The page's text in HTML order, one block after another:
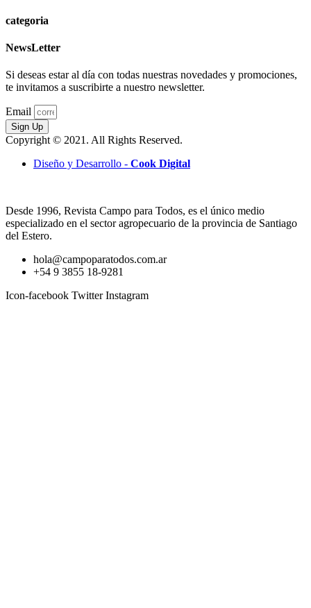
categoria
NewsLetter
Si deseas estar al día con todas nuestras novedades y promociones,
te invitamos a suscribirte a nuestro newsletter.
Email
Sign Up
Copyright © 2021. All Rights Reserved.
Diseño y Desarrollo - Cook Digital
Desde 1996, Revista Campo para Todos, es el único medio
especializado en el sector agropecuario de la provincia de Santiago
del Estero.
hola@campoparatodos.com.ar
+54 9 3855 18-9281
Icon-facebook Twitter Instagram